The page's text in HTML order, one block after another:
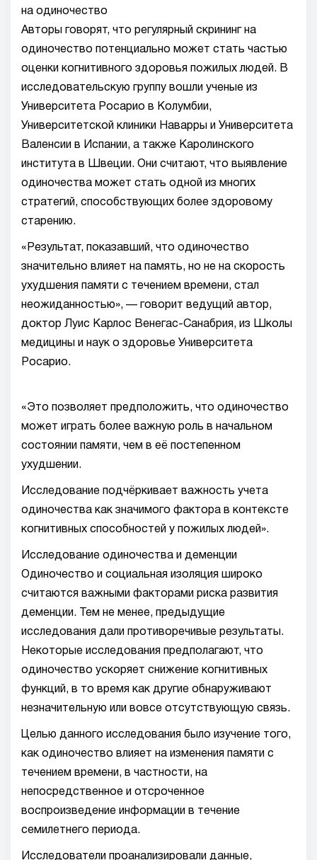
на одиночество
Авторы говорят, что регулярный скрининг на
одиночество потенциально может стать частью
оценки когнитивного здоровья пожилых людей. В
исследовательскую группу вошли ученые из
Университета Росарио в Колумбии,
Университетской клиники Наварры и Университета
Валенсии в Испании, а также Каролинского
института в Швеции. Они считают, что выявление
одиночества может стать одной из многих
стратегий, способствующих более здоровому
старению.
«Результат, показавший, что одиночество
значительно влияет на память, но не на скорость
ухудшения памяти с течением времени, стал
неожиданностью», — говорит ведущий автор,
доктор Луис Карлос Венегас-Санабрия, из Школы
медицины и наук о здоровье Университета
Росарио.
«Это позволяет предположить, что одиночество
может играть более важную роль в начальном
состоянии памяти, чем в её постепенном
ухудшении.
Исследование подчёркивает важность учета
одиночества как значимого фактора в контексте
когнитивных способностей у пожилых людей».
Исследование одиночества и деменции
Одиночество и социальная изоляция широко
считаются важными факторами риска развития
деменции. Тем не менее, предыдущие
исследования дали противоречивые результаты.
Некоторые исследования предполагают, что
одиночество ускоряет снижение когнитивных
функций, в то время как другие обнаруживают
незначительную или вовсе отсутствующую связь.
Целью данного исследования было изучение того,
как одиночество влияет на изменения памяти с
течением времени, в частности, на
непосредственное и отсроченное
воспроизведение информации в течение
семилетнего периода.
Исследователи проанализировали данные,